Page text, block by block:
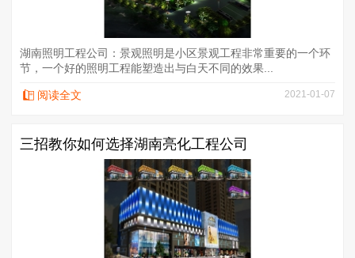
湖南照明工程公司：景观照明是小区景观工程非常重要的一个环
节，一个好的照明工程能塑造出与白天不同的效果...
阅读全文 2021-01-07
三招教你如何选择湖南亮化工程公司